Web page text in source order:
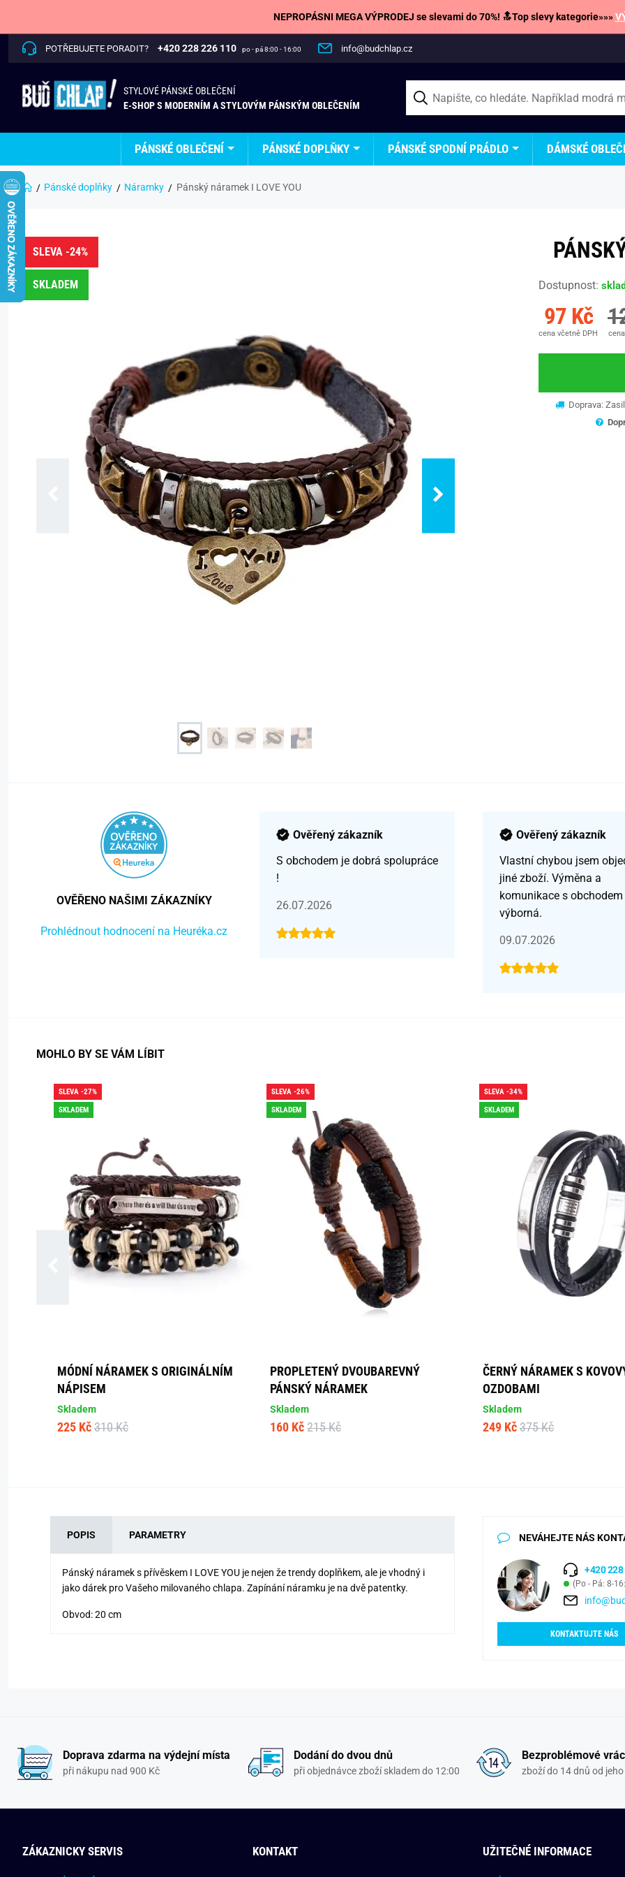
NEPROPÁSNI MEGA VÝPRODEJ se slevami do 70%! 🔝Top slevy kategorie»»»
POTŘEBUJETE PORADIT? +420 228 226 110 po - pá 8:00 - 16:00 info@budchlap.cz
STYLOVÉ PÁNSKÉ OBLEČENÍ
E-SHOP S MODERNÍM A STYLOVÝM PÁNSKÝM OBLEČENÍM
PÁNSKÉ OBLEČENÍ PÁNSKÉ DOPLŇKY PÁNSKÉ SPODNÍ PRÁDLO DÁMSKÉ
Pánské doplňky Náramky Pánský náramek I LOVE YOU
SLEVA -24%
SKLADEM Dostupnost:
97 Kč
cena včetně DPH
Doprava:
OVĚŘENO NAŠIMI ZÁKAZNÍKY
Prohlédnout hodnocení na Heuréka.cz
Ověřený zákazník
S obchodem je dobrá spolupráce
!
26.07.2026
Ověřený zákazník
Vlastní chybou jsem
jiné zboží. Výměna a
komunikace s obchodem
výborná.
09.07.2026
MOHLO BY SE VÁM LÍBIT
SLEVA -27%
SKLADEM
MÓDNÍ NÁRAMEK S ORIGINÁLNÍM
NÁPISEM
Skladem
225 Kč 310 Kč
SLEVA -26%
SKLADEM
PROPLETENÝ DVOUBAREVNÝ
PÁNSKÝ NÁRAMEK
Skladem
160 Kč 215 Kč
SLEVA -34%
SKLADEM
ČERNÝ NÁRAMEK S
OZDOBAMI
Skladem
249 Kč 375 Kč
POPIS PARAMETRY
Pánský náramek s přívěskem I LOVE YOU je nejen že trendy doplňkem, ale je vhodný i
jako dárek pro Vašeho milovaného chlapa. Zapínání náramku je na dvě patentky.
Obvod: 20 cm
NEVÁHEJTE NÁS
+420 228
(Po - Pá: 8-
KONTAKTUJTE NÁS
Doprava zdarma na výdejní místa
při nákupu nad 900 Kč
Dodání do dvou dnů
při objednávce zboží skladem do 12:00
Bezproblémové
zboží do 14 dnů od
ZÁKAZNICKY SERVIS KONTAKT UŽITEČNÉ INFORMACE